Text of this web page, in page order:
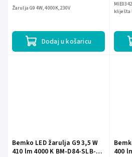
Dodaj u košaricu
Žarulja G9 4W, 4000K, 230V
kliješta
Bemko LED žarulja G9 3,5 W
410 lm 4000 K BM-D84-SLB-
400